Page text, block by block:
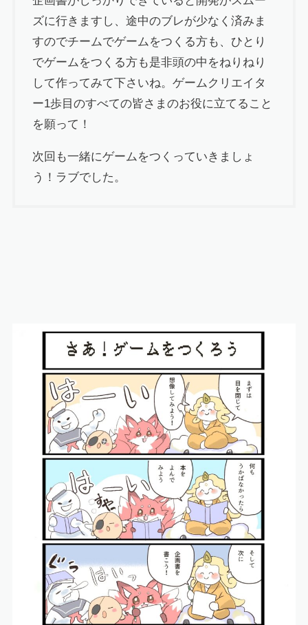
ズに行きますし、途中のブレが少なく済みま
すのでチームでゲームをつくる方も、ひとり
でゲームをつくる方も是非頭の中をねりねり
して作ってみて下さいね。ゲームクリエイタ
ー1歩目のすべての皆さまのお役に立てること
を願って！
次回も一緒にゲームをつくっていきましょ
う！ラブでした。